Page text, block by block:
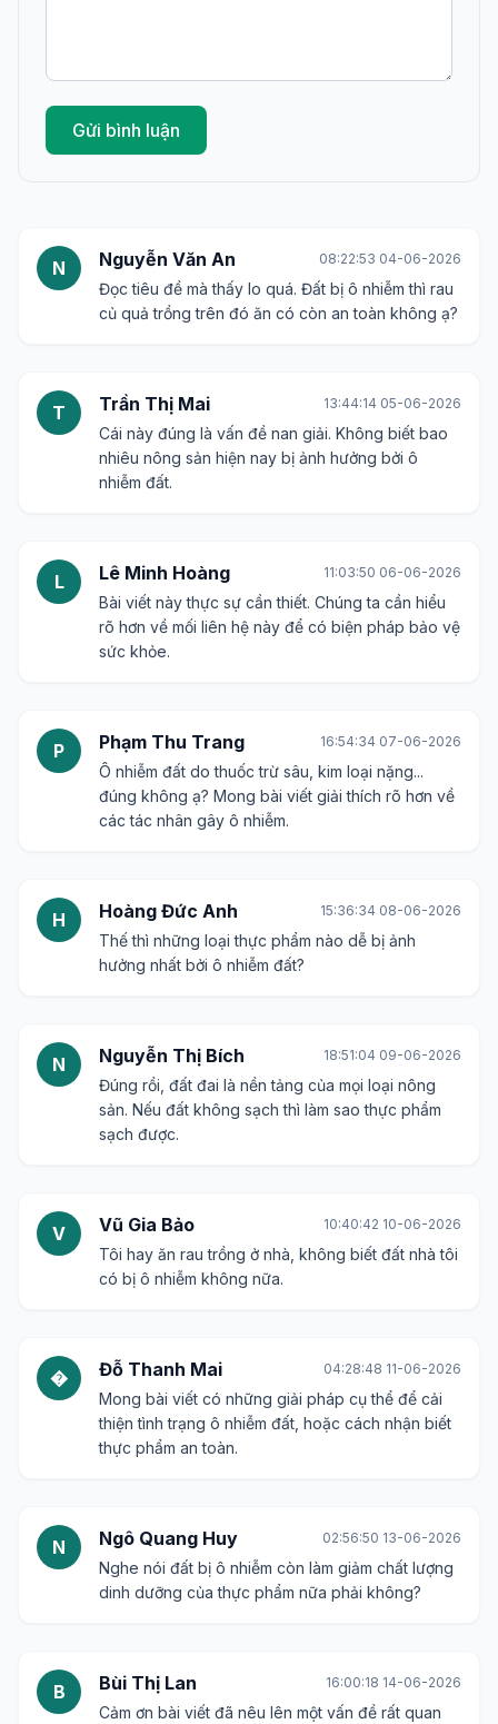
Gửi bình luận
N Nguyễn Văn An 08:22:53 04-06-2026
Đọc tiêu đề mà thấy lo quá. Đất bị ô nhiễm thì rau
củ quả trồng trên đó ăn có còn an toàn không ạ?
T Trần Thị Mai 13:44:14 05-06-2026
Cái này đúng là vấn đề nan giải. Không biết bao
nhiêu nông sản hiện nay bị ảnh hưởng bởi ô
nhiễm đất.
L Lê Minh Hoàng 11:03:50 06-06-2026
Bài viết này thực sự cần thiết. Chúng ta cần hiểu
rõ hơn về mối liên hệ này để có biện pháp bảo vệ
sức khỏe.
P Phạm Thu Trang 16:54:34 07-06-2026
Ô nhiễm đất do thuốc trừ sâu, kim loại nặng...
đúng không ạ? Mong bài viết giải thích rõ hơn về
các tác nhân gây ô nhiễm.
H Hoàng Đức Anh 15:36:34 08-06-2026
Thế thì những loại thực phẩm nào dễ bị ảnh
hưởng nhất bởi ô nhiễm đất?
N Nguyễn Thị Bích 18:51:04 09-06-2026
Đúng rồi, đất đai là nền tảng của mọi loại nông
sản. Nếu đất không sạch thì làm sao thực phẩm
sạch được.
V Vũ Gia Bảo 10:40:42 10-06-2026
Tôi hay ăn rau trồng ở nhà, không biết đất nhà tôi
có bị ô nhiễm không nữa.
� Đỗ Thanh Mai 04:28:48 11-06-2026
Mong bài viết có những giải pháp cụ thể để cải
thiện tình trạng ô nhiễm đất, hoặc cách nhận biết
thực phẩm an toàn.
N Ngô Quang Huy 02:56:50 13-06-2026
Nghe nói đất bị ô nhiễm còn làm giảm chất lượng
dinh dưỡng của thực phẩm nữa phải không?
B Bùi Thị Lan 16:00:18 14-06-2026
Cảm ơn bài viết đã nêu lên một vấn đề rất quan